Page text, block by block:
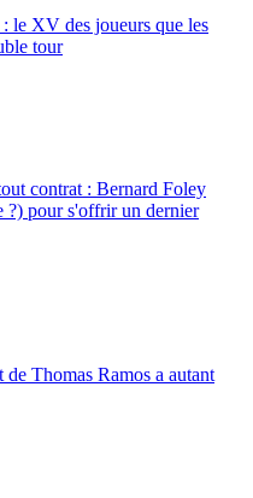
le XV des joueurs que les
tour
contrat : Bernard Foley
?) pour s'offrir un dernier
Thomas Ramos a autant